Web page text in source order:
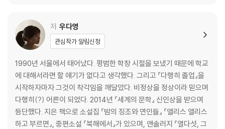
저 우다영
관심작가 알림신청
1990년 서울에서 태어났다. 평범한 학창 시절을 보냈기 때문에 학교
에 대해서라면 할 얘기가 없다고 생각했다. 그리고 『다행히 졸업』을
시작하자마자 그것이 착각임을 깨달았다. 비정상을 정상이라 믿으며
다행히(?) 어른이 되었다. 2014년 『세계의 문학』 신인상을 받으며
등단했다. 지은 책으로 소설집 『밤의 징조와 연인들』 『앨리스 앨리스
하고 부르면』, 중편소설 『북해에서』가 있으며, 앤솔러지 『열다섯, 그